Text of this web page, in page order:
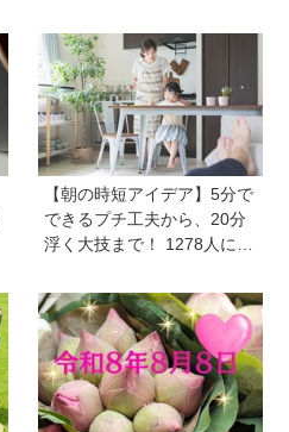
スから卒業【プレゼントあ
り】
【朝の時短アイデア】5分で
できるプチ工夫から、20分
浮く大技まで！ 1278人に聞
切る工夫を大公開《HugKu
m総研》